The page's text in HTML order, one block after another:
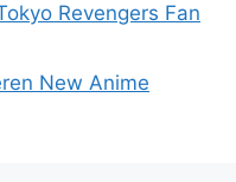
Revengers Fan
New Anime